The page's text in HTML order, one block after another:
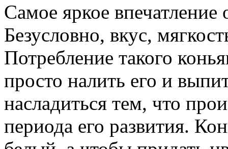
Самое яркое
Безусловно, вкус,
Потребление такого
просто налить его и
насладиться тем, что
периода его развития.